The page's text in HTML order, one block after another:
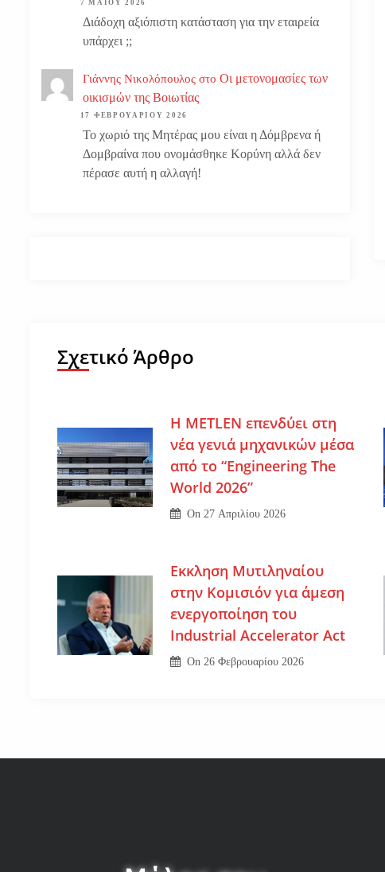
7 ΜΑΪ́ΟΥ 2026
Διάδοχη αξιόπιστη κατάσταση για την εταιρεία
υπάρχει ;;
Γιάννης Νικολόπουλος στο Οι μετονομασίες των
οικισμών της Βοιωτίας
17 ΦΕΒΡΟΥΑΡΊΟΥ 2026
Το χωριό της Μητέρας μου είναι η Δόμβρενα ή
Δομβραίνα που ονομάσθηκε Κορύνη αλλά δεν
πέρασε αυτή η αλλαγή!
Σχετικό Άρθρο
Η METLEN επενδύει στη
νέα γενιά μηχανικών μέσα
από το “Engineering The
World 2026”
On 27 Απριλίου 2026
Εκκληση Μυτιληναίου
στην Κομισιόν για άμεση
ενεργοποίηση του
Industrial Accelerator Act
On 26 Φεβρουαρίου 2026